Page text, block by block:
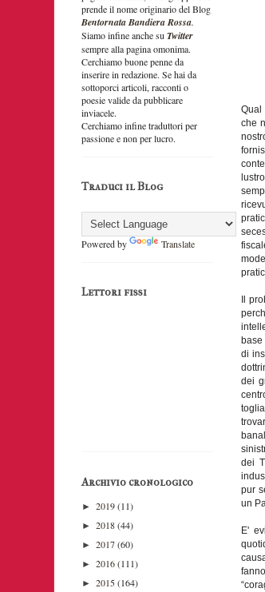
Qual
che
Il
di
dei
dei
pur
un
E'
prende il nome originario del Blog
Bentornata Bandiera Rossa.
Siamo infine anche su Twitter
sempre alla pagina omonima.
Cerchiamobuone penneda
inserire in redazione. Se hai da
sottoporci articoli, racconti o
poesie valide da pubblicare
inviacele.
Cerchiamo infine traduttori per
passione e non per lucro.
Traduci il Blog
Powered by Translate
Lettori fissi
Archivio cronologico
► 2019(11)
► 2018(44)
► 2017(60)
► 2016(111)
► 2015(164)